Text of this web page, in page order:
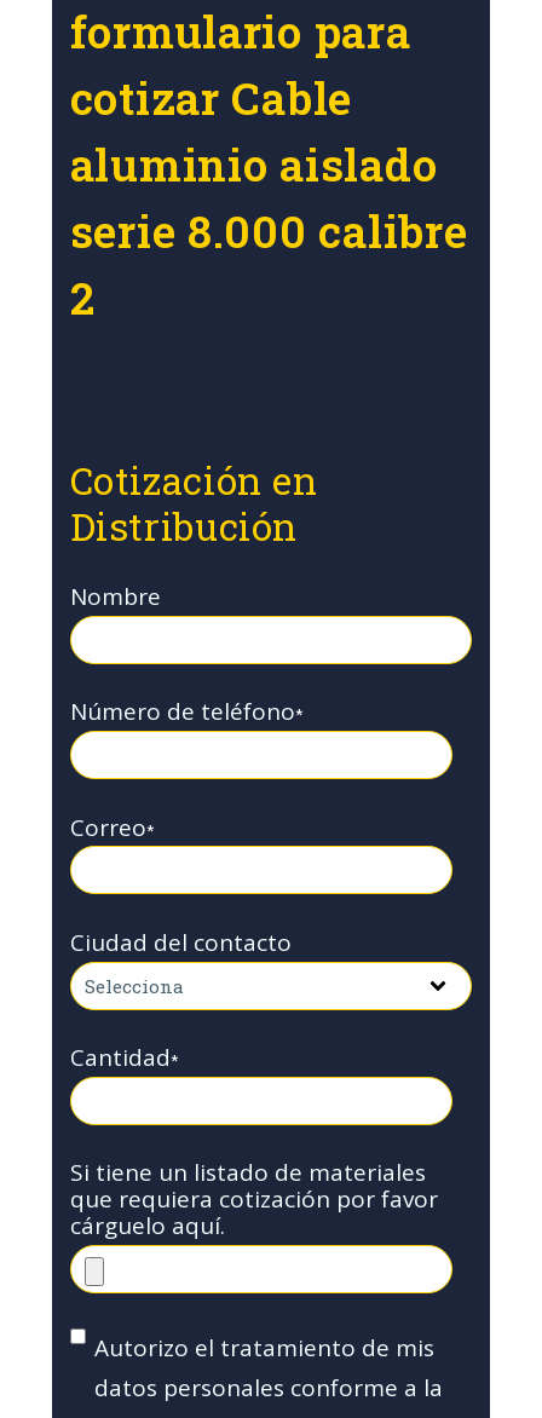
formulario para
cotizar Cable
aluminio aislado
serie 8.000 calibre
2
Cotización en
Distribución
Nombre
Número de teléfono*
Correo*
Ciudad del contacto
Cantidad*
Si tiene un listado de materiales
que requiera cotización por favor
cárguelo aquí.
Autorizo el tratamiento de mis
datos personales conforme a la